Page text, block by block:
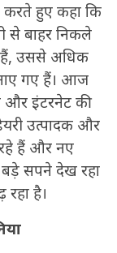
करते हुए कहा कि
से बाहर निकले
हैं, उससे अधिक
गए हैं। आज
और इंटरनेट की
उत्पादक और
हैं और नए
बड़े सपने देख रहा
है।